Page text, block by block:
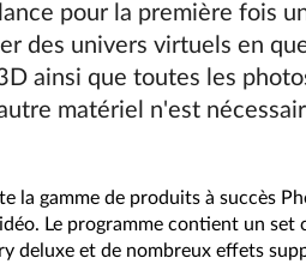
pour la première fois
des univers virtuels en
ainsi que toutes les
matériel n'est
la gamme de produits à succès
Le programme contient un set
deluxe et de nombreux effets